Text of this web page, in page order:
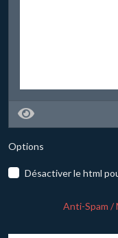
Options
Désactiver le html
Anti-Spam /